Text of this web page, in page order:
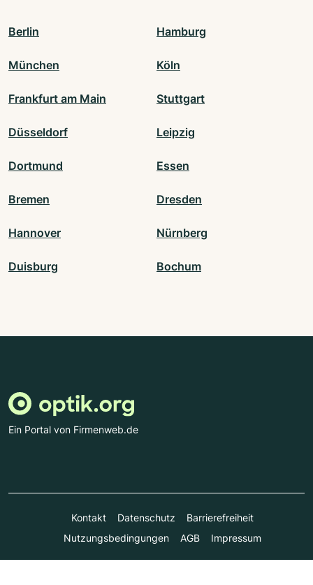
Berlin Hamburg
München Köln
Frankfurt am Main Stuttgart
Düsseldorf Leipzig
Dortmund Essen
Bremen Dresden
Hannover Nürnberg
Duisburg Bochum
Ein Portal von Firmenweb.de
Kontakt Datenschutz
Barrierefreiheit
Nutzungsbedingungen
AGB Impressum